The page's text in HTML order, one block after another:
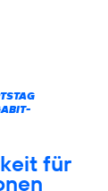
für